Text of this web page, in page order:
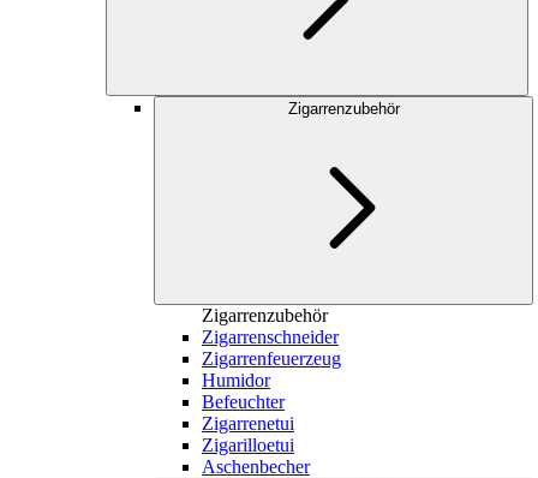
Zigarrenzubehör
Zigarrenzubehör
Zigarrenschneider
Zigarrenfeuerzeug
Humidor
Befeuchter
Zigarrenetui
Zigarilloetui
Aschenbecher